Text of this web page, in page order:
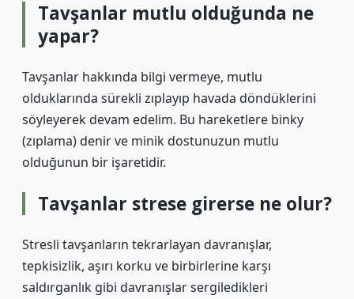
Tavşanlar mutlu olduğunda ne
yapar?
Tavşanlar hakkında bilgi vermeye, mutlu
olduklarında sürekli zıplayıp havada döndüklerini
söyleyerek devam edelim. Bu hareketlere binky
(zıplama) denir ve minik dostunuzun mutlu
olduğunun bir işaretidir.
Tavşanlar strese girerse ne olur?
Stresli tavşanların tekrarlayan davranışlar,
tepkisizlik, aşırı korku ve birbirlerine karşı
saldırganlık gibi davranışlar sergiledikleri